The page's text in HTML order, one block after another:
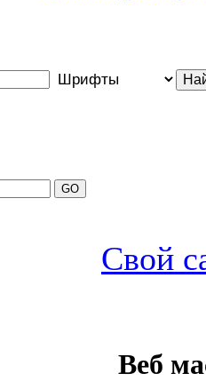
Свой
Веб